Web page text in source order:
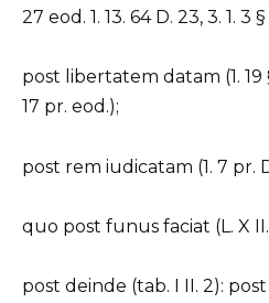
27 eod. 1. 13. 64 D. 23, 3. 1. 3
post libertatem datam (1. 19 §
17 pr. eod.);
post rem iudicatam (1. 7 pr.
quo post funus faciat (L. X II.
post deinde (tab. I II. 2):